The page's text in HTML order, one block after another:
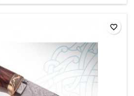
favorite_border